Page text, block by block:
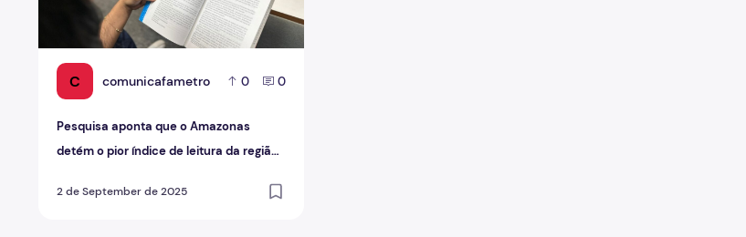
C comunicafametro 0 0
Pesquisa aponta que o Amazonas
detém o pior índice de leitura da região
2 de September de 2025